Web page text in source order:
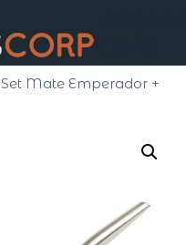
Set Mate Emperador +